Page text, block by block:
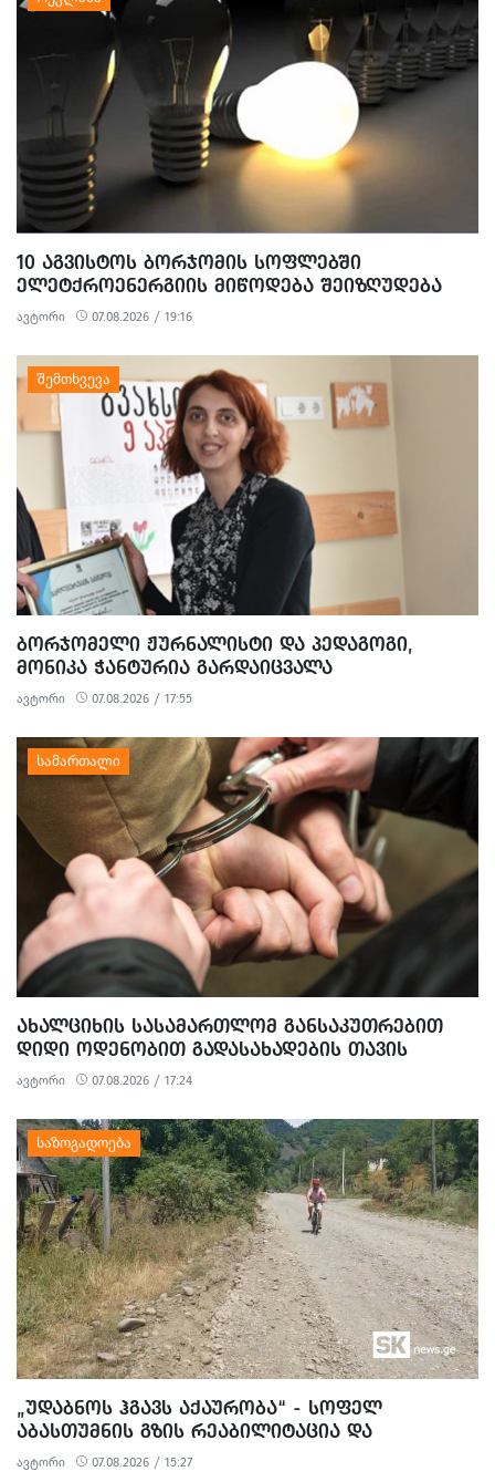
10 ᲐᲒᲕᲘᲡᲢᲝᲡ ᲑᲝᲠᲯᲝᲛᲘᲡ ᲡᲝᲤᲚᲔᲑᲨᲘ
ᲔᲚᲔᲢᲥᲠᲝᲔᲜᲔᲠᲒᲘᲘᲡ ᲛᲘᲬᲝᲓᲔᲑᲐ ᲨᲔᲘᲖᲦᲣᲓᲔᲑᲐ
ავტორი 07.08.2026 / 19:16
ᲑᲝᲠᲯᲝᲛᲔᲚᲘ ᲟᲣᲠᲜᲐᲚᲘᲡᲢᲘ ᲓᲐ ᲞᲔᲓᲐᲒᲝᲒᲘ,
ᲛᲝᲜᲘᲙᲐ ᲭᲐᲜᲢᲣᲠᲘᲐ ᲒᲐᲠᲓᲐᲘᲪᲕᲐᲚᲐ
ავტორი 07.08.2026 / 17:55
ᲐᲮᲐᲚᲪᲘᲮᲘᲡ ᲡᲐᲡᲐᲛᲐᲠᲗᲚᲝᲛ ᲒᲐᲜᲡᲐᲙᲣᲗᲠᲔᲑᲘᲗ
ᲓᲘᲓᲘ ᲝᲓᲔᲜᲝᲑᲘᲗ ᲒᲐᲓᲐᲡᲐᲮᲐᲓᲔᲑᲘᲡ ᲗᲐᲕᲘᲡ
ᲐᲠᲘᲓᲔᲑᲘᲡ, ᲓᲘᲓᲘ ᲝᲓᲔᲜᲝᲑᲘᲗ ᲗᲐᲦᲚᲘᲗᲝᲑᲘᲡ
ᲛᲪᲓᲔᲚᲝᲑᲘᲡ ᲓᲐ ᲛᲝᲢᲧᲣᲔᲑᲘᲗ ᲥᲝᲜᲔᲑᲠᲘᲕᲘ
ᲓᲐᲖᲘᲐᲜᲔᲑᲘᲡ ᲤᲐᲥᲢᲔᲑᲖᲔ 1 ᲞᲘᲠᲘ ᲓᲐᲛᲜᲐᲨᲐᲕᲔᲓ ᲪᲜᲝ
ავტორი 07.08.2026 / 17:24
„ᲣᲓᲐᲑᲜᲝᲡ ᲰᲒᲐᲕᲡ ᲐᲥᲐᲣᲠᲝᲑᲐ“ - ᲡᲝᲤᲔᲚ
ᲐᲑᲐᲡᲗᲣᲛᲜᲘᲡ ᲒᲖᲘᲡ ᲠᲔᲐᲑᲘᲚᲘᲢᲐᲪᲘᲐ ᲓᲐ
ᲛᲝᲡᲐᲮᲚᲔᲝᲑᲘᲡ ᲞᲠᲝᲢᲔᲡᲢᲘ
ავტორი 07.08.2026 / 15:27